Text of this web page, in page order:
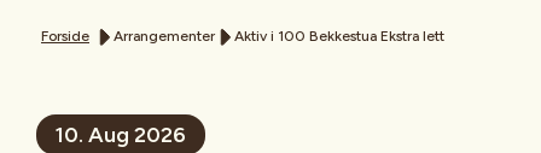
Forside Arrangementer Aktiv i 100 Bekkestua Ekstra lett
10. Aug 2026